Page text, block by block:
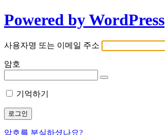
Powered by WordPress
사용자명 또는 이메일 주소
암호
기억하기
암호를 분실하셨나요?